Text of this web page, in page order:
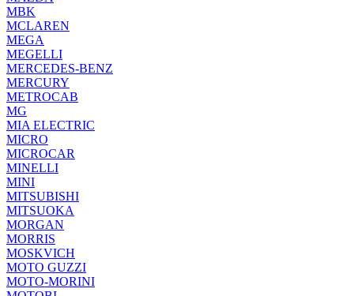
MBK
MCLAREN
MEGA
MEGELLI
MERCEDES-BENZ
MERCURY
METROCAB
MG
MIA ELECTRIC
MICRO
MICROCAR
MINELLI
MINI
MITSUBISHI
MITSUOKA
MORGAN
MORRIS
MOSKVICH
MOTO GUZZI
MOTO-MORINI